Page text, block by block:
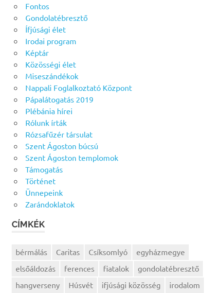
Fontos
Gondolatébresztő
Ífjúsági élet
Irodai program
Képtár
Közösségi élet
Miseszándékok
Nappali Foglalkoztató Központ
Pápalátogatás 2019
Plébánia hírei
Rólunk írták
Rózsafűzér társulat
Szent Ágoston búcsú
Szent Ágoston templomok
Támogatás
Történet
Ünnepeink
Zarándoklatok
CÍMKÉK
bérmálás Caritas Csíksomlyó
egyházmegye
elsőáldozás
ferences fiatalok
gondolatébresztő
hangverseny
Húsvét ifjúsági közösség irodalom